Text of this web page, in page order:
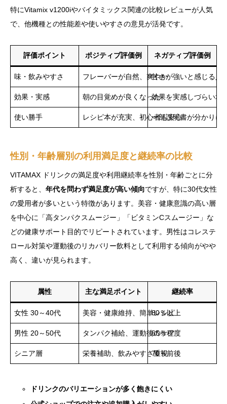
特にVitamix v1200iやバイタミックス関連の比較レビューが人気
で、他機種との性能差や使いやすさの意見が活発です。
評価ポイント ポジティブ評価例 ネガティブ評価例
味・飲みやすさ フレーバーが自然、爽やか甘さが強いと感じる人
効果・実感 朝の目覚めが良くなった効果を実感しづらい場
使い勝手 レシピ本が充実、初心者も安心一部説明書が分かりに
性別・年齢層別の利用満足度と継続率の比較
VITAMAX ドリンクの満足度や利用継続率を性別・年齢ごとに分
析すると、 年代を問わず満足度が高い傾向ですが、特に30代女性
の愛用者が多いという特徴があります。美容・健康意識の高い層
を中心に「高タンパクスムージー」「ビタミンCスムージー」な
どの健康サポート目的でリピートされています。男性はコレステ
ロール対策や運動後のリカバリー飲料として利用する傾向がやや
高く、違いが見られます。
属性 主な満足ポイント 継続率
女性 30～40代 美容・健康維持、簡単レシピ
80％以上
男性 20～50代 タンパク補給、運動後のケア
65％程度
シニア層 栄養補助、飲みやすさ重視
70％前後
ドリンクのバリエーションが多く飽きにくい